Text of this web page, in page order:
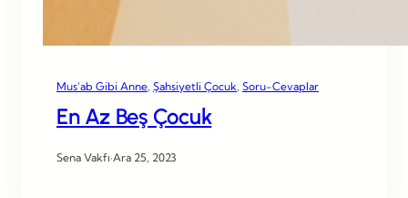
Mus’ab Gibi Anne Şahsiyetli Çocuk Soru-Cevaplar
En Az Beş Çocuk
Sena Vakfı·Ara 25, 2023